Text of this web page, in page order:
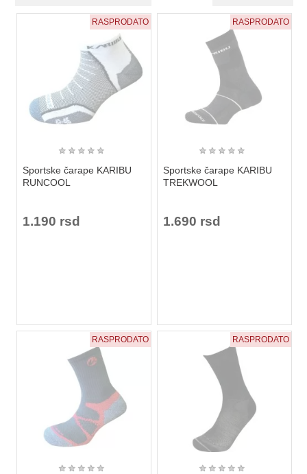
RASPRODATO
★ ★ ★ ★ ★
Sportske čarape KARIBU
RUNCOOL
1.190 rsd
RASPRODATO
★ ★ ★ ★ ★
Sportske čarape KARIBU
TREKWOOL
1.690 rsd
RASPRODATO
★ ★ ★ ★ ★
RASPRODATO
★ ★ ★ ★ ★